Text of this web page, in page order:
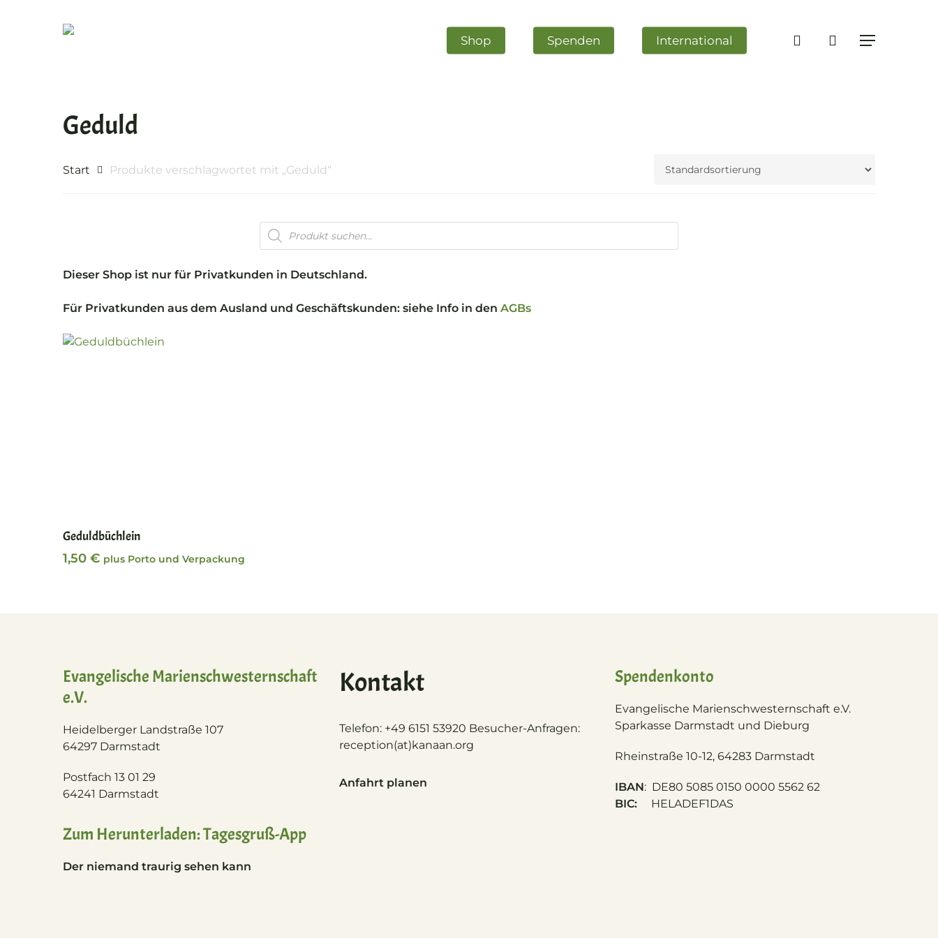
Drücken Sie ENTER für suchen oder ESC zum schließen
Shop Spenden International search Menü
Geduld
Start Produkte verschlagwortet mit „Geduld“
Products
search
Dieser Shop ist nur für Privatkunden in Deutschland.
Für Privatkunden aus dem Ausland und Geschäftskunden: siehe Info in den AGBs
In den Warenkorb
Geduldbüchlein
1,50 € plus Porto und Verpackung
Evangelische Marienschwesternschaft
e.V.
Heidelberger Landstraße 107
64297 Darmstadt
Postfach 13 01 29
64241 Darmstadt
Zum Herunterladen: Tagesgruß-App
Der niemand traurig sehen kann
Kontakt
Telefon: +49 6151 53920 Besucher-Anfragen:
reception(at)kanaan.org
Anfahrt planen
Spendenkonto
Evangelische Marienschwesternschaft e.V.
Sparkasse Darmstadt und Dieburg
Rheinstraße 10-12, 64283 Darmstadt
IBAN: DE80 5085 0150 0000 5562 62
BIC: HELADEF1DAS